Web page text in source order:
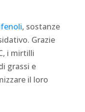
, sostanze
Grazie
i mirtilli
grassi e
il loro